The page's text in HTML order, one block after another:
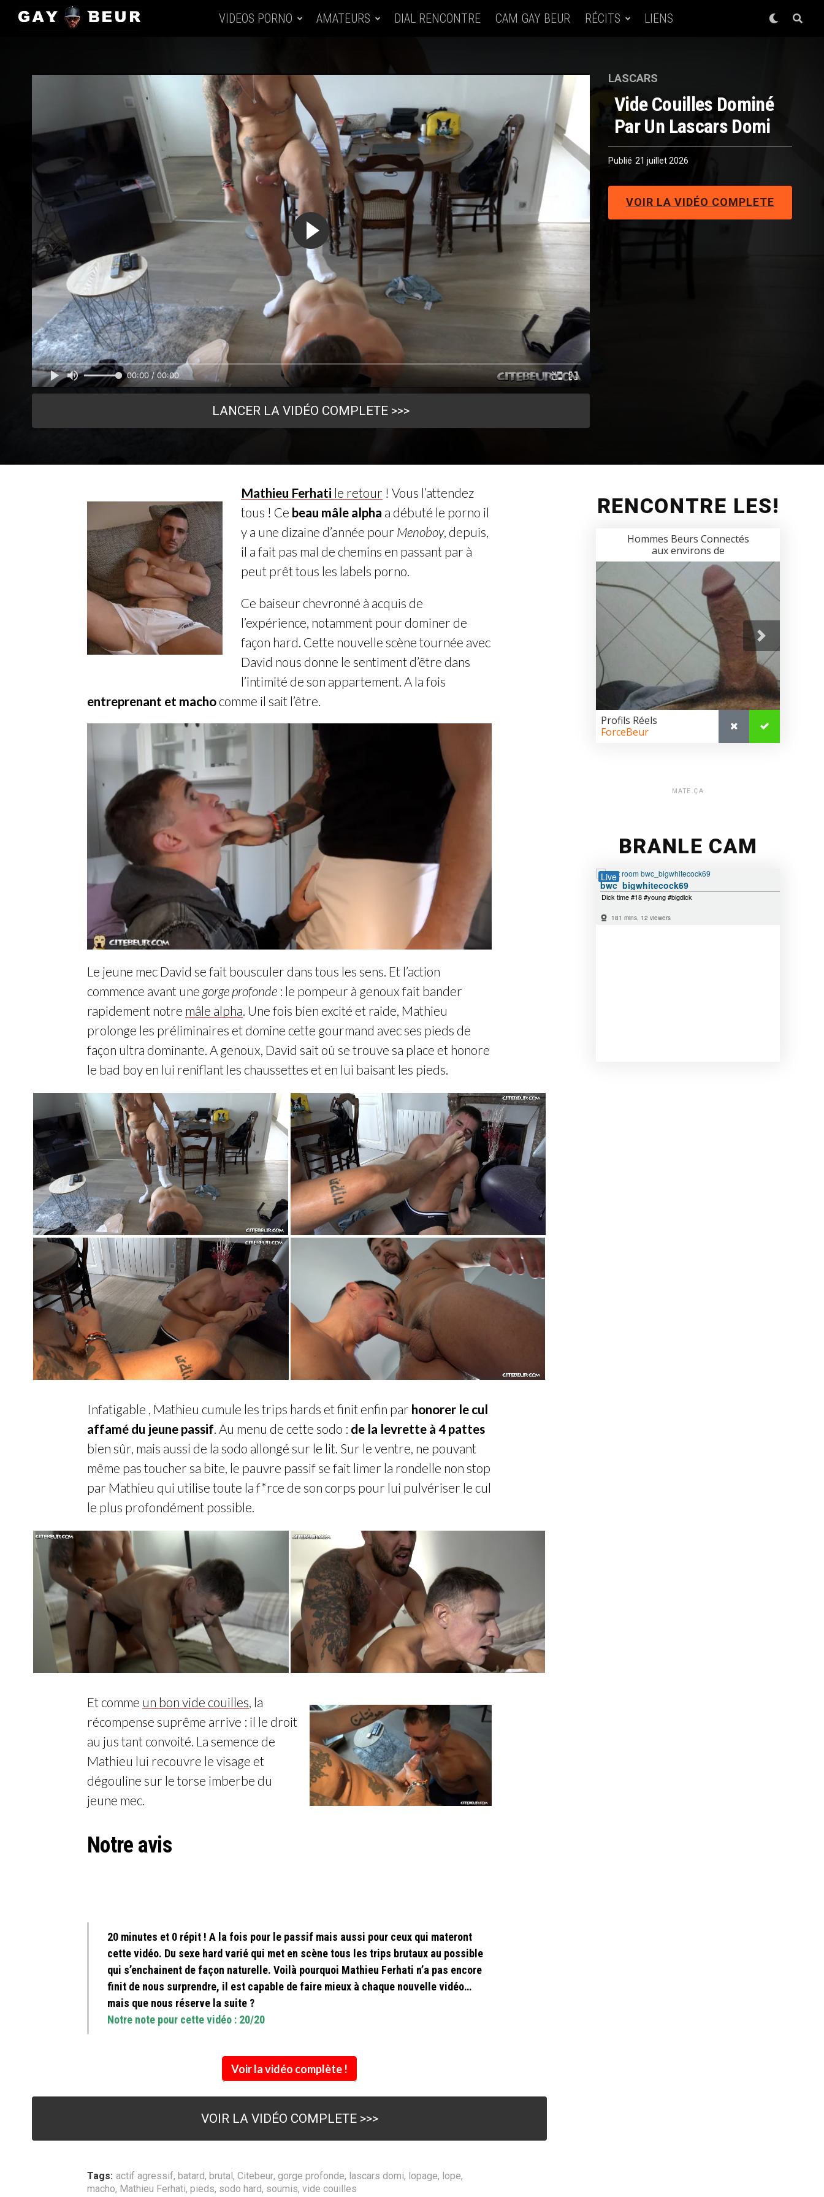
VIDEOS PORNO AMATEURS DIAL RENCONTRE CAM GAY BEUR RÉCITS LIENS
00:00 / 00:00
LANCER LA VIDÉO COMPLETE >>>
LASCARS
Vide Couilles Dominé
Par Un Lascars Domi
Publié 21 juillet 2026
VOIR LA VIDÉO COMPLETE
Mathieu Ferhati le retour ! Vous l’attendez
tous ! Ce beau mâle alpha a débuté le porno il
y a une dizaine d’année pour Menoboy, depuis,
il a fait pas mal de chemins en passant par à
peut prêt tous les labels porno.
Ce baiseur chevronné à acquis de
l’expérience, notamment pour dominer de
façon hard. Cette nouvelle scène tournée avec
David nous donne le sentiment d’être dans
l’intimité de son appartement. A la fois
entreprenant et macho comme il sait l’être.
Le jeune mec David se fait bousculer dans tous les sens. Et l’action
commence avant une gorge profonde : le pompeur à genoux fait bander
rapidement notre mâle alpha. Une fois bien excité et raide, Mathieu
prolonge les préliminaires et domine cette gourmand avec ses pieds de
façon ultra dominante. A genoux, David sait où se trouve sa place et honore
le bad boy en lui reniflant les chaussettes et en lui baisant les pieds.
Infatigable , Mathieu cumule les trips hards et finit enfin par honorer le cul
affamé du jeune passif. Au menu de cette sodo : de la levrette à 4 pattes
bien sûr, mais aussi de la sodo allongé sur le lit. Sur le ventre, ne pouvant
même pas toucher sa bite, le pauvre passif se fait limer la rondelle non stop
par Mathieu qui utilise toute la f*rce de son corps pour lui pulvériser le cul
le plus profondément possible.
Et comme un bon vide couilles, la
récompense suprême arrive : il le droit
au jus tant convoité. La semence de
Mathieu lui recouvre le visage et
dégouline sur le torse imberbe du
jeune mec.
Notre avis
20 minutes et 0 répit ! A la fois pour le passif mais aussi pour ceux qui materont
cette vidéo. Du sexe hard varié qui met en scène tous les trips brutaux au possible
qui s’enchainent de façon naturelle. Voilà pourquoi Mathieu Ferhati n’a pas encore
finit de nous surprendre, il est capable de faire mieux à chaque nouvelle vidéo…
mais que nous réserve la suite ?
Notre note pour cette vidéo : 20/20
Voir la vidéo complète !
VOIR LA VIDÉO COMPLETE >>>
Tags: actif agressif, batard, brutal , Citebeur, gorge profonde, lascars domi, lopage, lope,
macho, Mathieu Ferhati, pieds, sodo hard, soumis, vide couilles
RENCONTRE LES!
MATE ÇA
BRANLE CAM